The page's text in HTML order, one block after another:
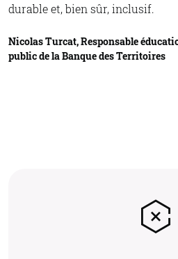
durable et, bien sûr, inclusif.
Nicolas Turcat, Responsable
public de la Banque des Territoires